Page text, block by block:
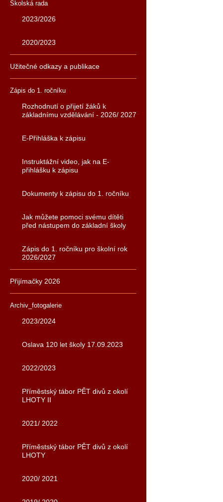
Školská rada
2023/2026
2020/2023
Užitečné odkazy a publikace
Zápis do 1. ročníku
Rozhodnutí o přijetí žáků k
základnímu vzdělávání - 2026/ 2027
E-Přihláška k zápisu
Instruktážní video, jak na E-
přihlášku k zápisu
Dokumenty k zápisu do 1. ročníku
Jak můžete pomoci svému dítěti
před nástupem do základní školy
Zápis do 1. ročníku pro školní rok
2026/2027
Přijímačky 2026
Archiv_fotogalerie
2023/2024
Oslava 120 let školy 17.09.2023
2022/2023
Příměstský tábor PĚT divů z okolí
LHOTY II
2021/ 2022
Příměstský tábor PĚT divů z okolí
LHOTY
2020/ 2021